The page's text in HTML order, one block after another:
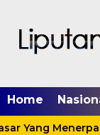
Home
Yang